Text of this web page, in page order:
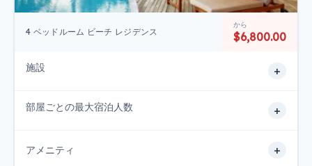
4 ベッドルーム ビーチ レジデンス
から
$6,800.00
施設 +
部屋ごとの最大宿泊人数 +
アメニティ +